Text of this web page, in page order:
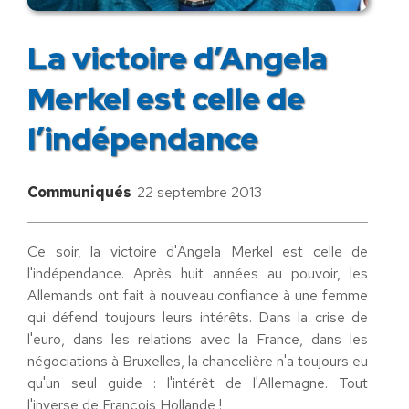
La victoire d’Angela
Merkel est celle de
l’indépendance
Communiqués 22 septembre 2013
Ce soir, la victoire d'Angela Merkel est celle de
l'indépendance. Après huit années au pouvoir, les
Allemands ont fait à nouveau confiance à une femme
qui défend toujours leurs intérêts. Dans la crise de
l'euro, dans les relations avec la France, dans les
négociations à Bruxelles, la chancelière n'a toujours eu
qu'un seul guide : l'intérêt de l'Allemagne. Tout
l'inverse de François Hollande !